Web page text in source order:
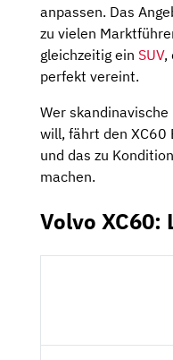
anpassen. Das
zu vielen
gleichzeitig ein SUV,
perfekt vereint.
Wer
will, fährt den XC60
und das zu
machen.
Volvo XC60: